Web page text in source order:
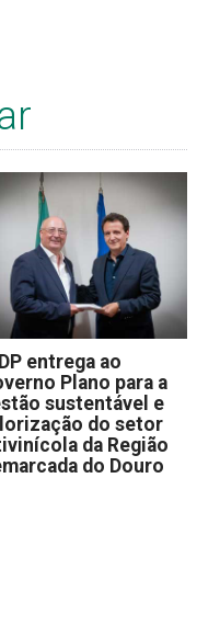
entrega ao
Plano para a
sustentável e
do setor
da Região
do Douro